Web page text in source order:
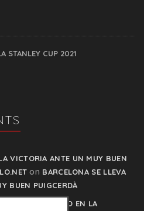
STANLEY CUP 2021
VICTORIA ANTE UN MUY BUEN
on BARCELONA SE LLEVA
BUEN PUIGCERDÀ
PISAN EL FRENO EN LA